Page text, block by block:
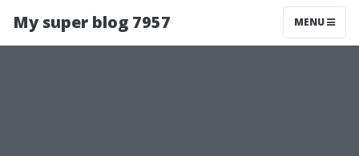
My super blog 7957 MENU